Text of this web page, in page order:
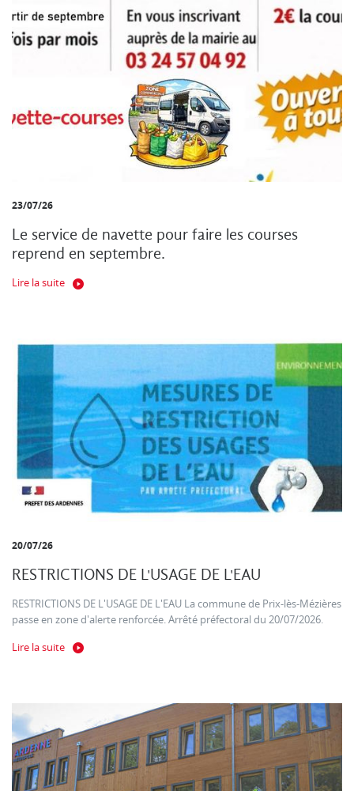
23/07/26
Le service de navette pour faire les courses
reprend en septembre.
Lire la suite
20/07/26
RESTRICTIONS DE L'USAGE DE L'EAU
RESTRICTIONS DE L'USAGE DE L'EAU La commune de Prix-lès-Mézières
passe en zone d'alerte renforcée. Arrêté préfectoral du 20/07/2026.
Lire la suite